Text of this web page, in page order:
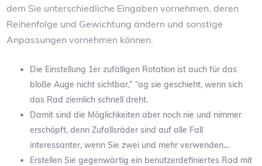
dem Sie unterschiedliche Eingaben vornehmen, deren
Reihenfolge und Gewichtung ändern und sonstige
Anpassungen vornehmen können.
Die Einstellung 1er zufälligen Rotation ist auch für das
bloße Auge nicht sichtbar,” “ag sie geschieht, wenn sich
das Rad ziemlich schnell dreht.
Damit sind die Möglichkeiten aber noch nie und nimmer
erschöpft, denn Zufallsräder sind auf alle Fall
interessanter, wenn Sie zwei und mehr verwenden…
Erstellen Sie gegenwärtig ein benutzerdefiniertes Rad mit